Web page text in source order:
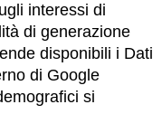
interessi di
di generazione
disponibili i Dati
di Google
si